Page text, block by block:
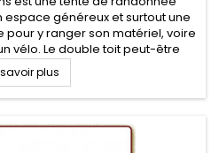
généreux et surtout une
y ranger son matériel, voire
vélo. Le double toit peut-être
lors du montage de la
tente...
plus